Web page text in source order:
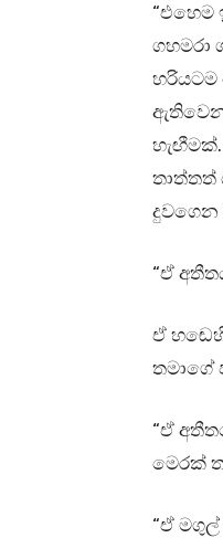
හරියටම
තාත්තත්
“ඒ
ඒ
තමාගේ
“ඒ
මෙරක්
“ඒ